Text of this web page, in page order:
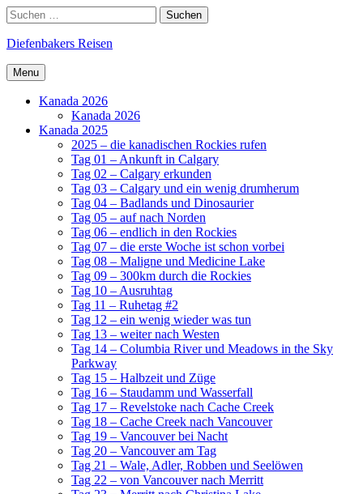
Skip
to
content
Search
Suchen
nach:
Diefenbakers Reisen
Menu
Kanada 2026
Kanada 2026
Kanada 2025
2025 – die kanadischen Rockies rufen
Tag 01 – Ankunft in Calgary
Tag 02 – Calgary erkunden
Tag 03 – Calgary und ein wenig drumherum
Tag 04 – Badlands und Dinosaurier
Tag 05 – auf nach Norden
Tag 06 – endlich in den Rockies
Tag 07 – die erste Woche ist schon vorbei
Tag 08 – Maligne und Medicine Lake
Tag 09 – 300km durch die Rockies
Tag 10 – Ausruhtag
Tag 11 – Ruhetag #2
Tag 12 – ein wenig wieder was tun
Tag 13 – weiter nach Westen
Tag 14 – Columbia River und Meadows in the Sky
Parkway
Tag 15 – Halbzeit und Züge
Tag 16 – Staudamm und Wasserfall
Tag 17 – Revelstoke nach Cache Creek
Tag 18 – Cache Creek nach Vancouver
Tag 19 – Vancouver bei Nacht
Tag 20 – Vancouver am Tag
Tag 21 – Wale, Adler, Robben und Seelöwen
Tag 22 – von Vancouver nach Merritt